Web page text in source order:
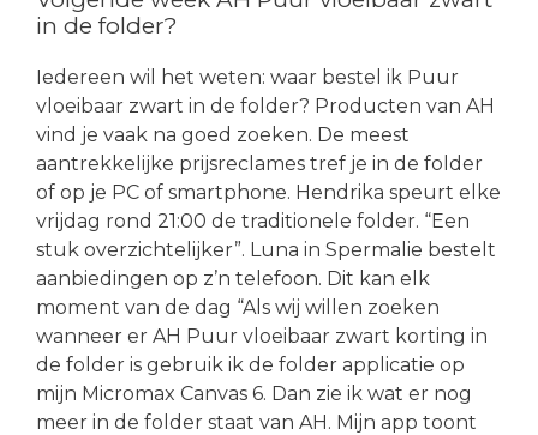
in de folder?
Iedereen wil het weten: waar bestel ik Puur
vloeibaar zwart in de folder? Producten van AH
vind je vaak na goed zoeken. De meest
aantrekkelijke prijsreclames tref je in de folder
of op je PC of smartphone. Hendrika speurt elke
vrijdag rond 21:00 de traditionele folder. “Een
stuk overzichtelijker”. Luna in Spermalie bestelt
aanbiedingen op z’n telefoon. Dit kan elk
moment van de dag “Als wij willen zoeken
wanneer er AH Puur vloeibaar zwart korting in
de folder is gebruik ik de folder applicatie op
mijn Micromax Canvas 6. Dan zie ik wat er nog
meer in de folder staat van AH. Mijn app toont